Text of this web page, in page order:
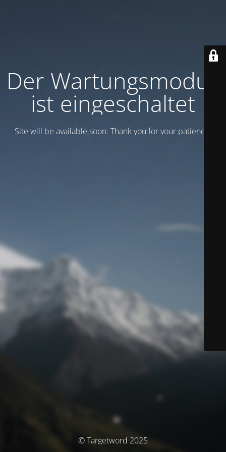
Der Wartungsmodus
ist eingeschaltet
Site will be available soon. Thank you for your patience!
© Targetword 2025